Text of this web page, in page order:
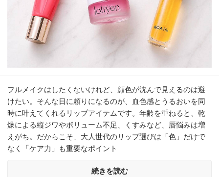
フルメイクはしたくないけれど、顔色が沈んで見えるのは避
けたい。そんな日に頼りになるのが、血色感とうるおいを同
時に叶えてくれるリップアイテムです。年齢を重ねると、乾
燥による縦ジワやボリューム不足、くすみなど、唇悩みは増
えがち。だからこそ、大人世代のリップ選びは「色」だけで
なく「ケア力」も重要なポイント
続きを読む